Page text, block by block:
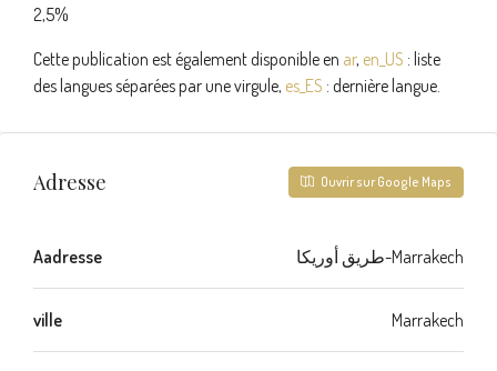
2,5%
Cette publication est également disponible en ar, en_US : liste
des langues séparées par une virgule, es_ES : dernière langue.
Adresse Ouvrir sur Google Maps
Aadresse طريق أوريكا-Marrakech
ville Marrakech